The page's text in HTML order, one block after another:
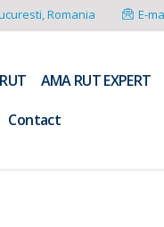
Romania E-
AMA RUT EXPERT
Contact